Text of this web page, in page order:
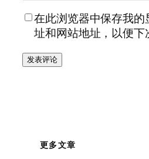
在此浏览器中保存我
址和网站地址，以便下
更多文章